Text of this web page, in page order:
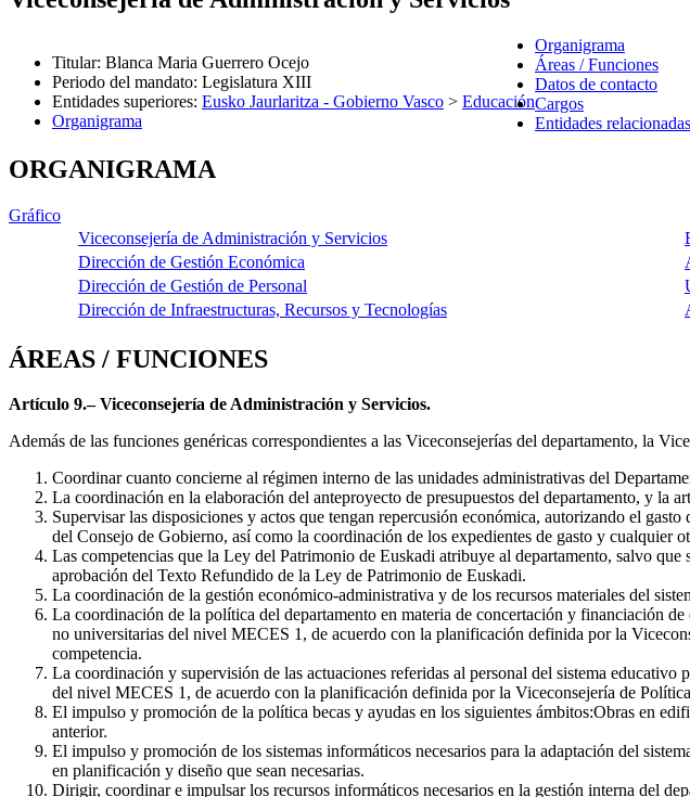
Titular: Blanca Maria Guerrero Ocejo
Periodo del mandato: Legislatura XIII
Entidades superiores: Eusko Jaurlaritza - Gobierno Vasco > Educación
Organigrama
Organigrama
Áreas / Funciones
Datos de contacto
Cargos
Entidades relacionadas
ORGANIGRAMA
Gráfico
Viceconsejería de Administración y Servicios
Dirección de Gestión Económica
Dirección de Gestión de Personal
Dirección de Infraestructuras, Recursos y Tecnologías
ÁREAS / FUNCIONES
Artículo 9.– Viceconsejería de Administración y Servicios.
Además de las funciones genéricas correspondientes a las Viceconsejerías del departamento, la
Coordinar cuanto concierne al régimen interno de las unidades administrativas del
La coordinación en la elaboración del anteproyecto de presupuestos del departamento, y la
Supervisar las disposiciones y actos que tengan repercusión económica, autorizando el
del Consejo de Gobierno, así como la coordinación de los expedientes de gasto y cualquier
Las competencias que la Ley del Patrimonio de Euskadi atribuye al departamento, salvo
aprobación del Texto Refundido de la Ley de Patrimonio de Euskadi.
La coordinación de la gestión económico-administrativa y de los recursos materiales del
La coordinación de la política del departamento en materia de concertación y financiación
no universitarias del nivel MECES 1, de acuerdo con la planificación definida por la
competencia.
La coordinación y supervisión de las actuaciones referidas al personal del sistema
del nivel MECES 1, de acuerdo con la planificación definida por la Viceconsejería de
El impulso y promoción de la política becas y ayudas en los siguientes ámbitos:Obras en
anterior.
El impulso y promoción de los sistemas informáticos necesarios para la adaptación del
en planificación y diseño que sean necesarias.
Dirigir, coordinar e impulsar los recursos informáticos necesarios en la gestión interna del